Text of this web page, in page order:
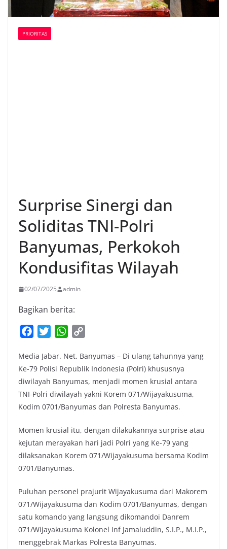
PRIORITAS
Surprise Sinergi dan
Soliditas TNI-Polri
Banyumas, Perkokoh
Kondusifitas Wilayah
02/07/2025 admin
Bagikan berita:
c
e
b
o
o
i
t
t
e
r
W
a
t
s
A
p
p
y
L
i
n
Media Jabar. Net. Banyumas – Di ulang tahunnya yang
Ke-79 Polisi Republik Indonesia (Polri) khususnya
diwilayah Banyumas, menjadi momen krusial antara
TNI-Polri diwilayah yakni Korem 071/Wijayakusuma,
Kodim 0701/Banyumas dan Polresta Banyumas.
Momen krusial itu, dengan dilakukannya surprise atau
kejutan merayakan hari jadi Polri yang Ke-79 yang
dilaksanakan Korem 071/Wijayakusuma bersama Kodim
0701/Banyumas.
Puluhan personel prajurit Wijayakusuma dari Makorem
071/Wijayakusuma dan Kodim 0701/Banyumas, dengan
satu komando yang langsung dikomandoi Danrem
071/Wijayakusuma Kolonel Inf Jamaluddin, S.I.P., M.I.P.,
menggebrak Markas Polresta Banyumas.